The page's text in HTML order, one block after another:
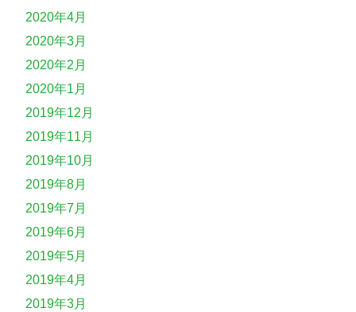
2020年4月
2020年3月
2020年2月
2020年1月
2019年12月
2019年11月
2019年10月
2019年8月
2019年7月
2019年6月
2019年5月
2019年4月
2019年3月